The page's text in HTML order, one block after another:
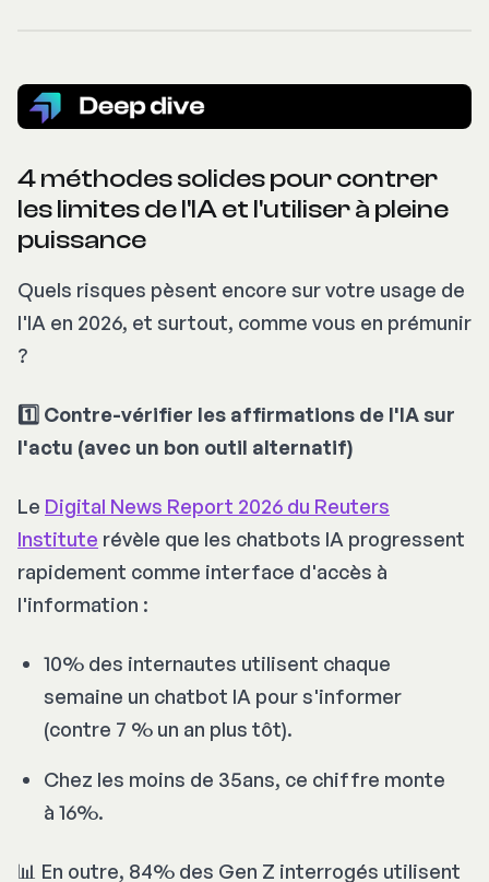
4 méthodes solides pour contrer
les limites de l'IA et l'utiliser à pleine
puissance
Quels risques pèsent encore sur votre usage de
l'IA en 2026, et surtout, comme vous en prémunir
?
1️⃣ Contre-vérifier les affirmations de l'IA sur
l'actu (avec un bon outil alternatif)
Le Digital News Report 2026 du Reuters
Institute révèle que les chatbots IA progressent
rapidement comme interface d'accès à
l'information :
10% des internautes utilisent chaque
semaine un chatbot IA pour s'informer
(contre 7 % un an plus tôt).
Chez les moins de 35ans, ce chiffre monte
à 16%.
📊 En outre, 84% des Gen Z interrogés utilisent